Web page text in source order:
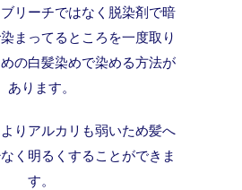
リーチではなく脱染剤で暗
まってるところを一度取り
の白髪染めで染める方法が
あります。
りアルカリも弱いため髪へ
く明るくすることができま
す。